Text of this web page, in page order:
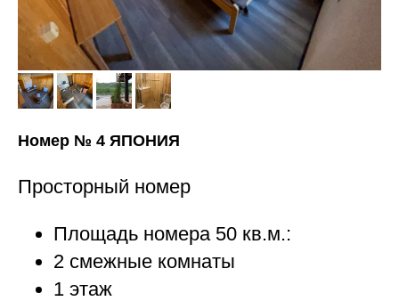
Номер № 4 ЯПОНИЯ
Просторный номер
Площадь номера 50 кв.м.:
2 смежные комнаты
1 этаж